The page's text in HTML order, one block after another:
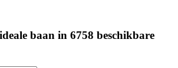
baan in 6758 beschikbare